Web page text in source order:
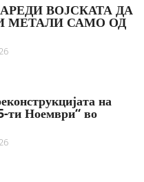
ВОЈСКАТА ДА
МЕТАЛИ САМО ОД
на
ти Ноември“ во